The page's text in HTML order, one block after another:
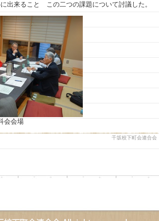
出来ること この二つの課題について討議した。
会会場
千坂校下町会連合会